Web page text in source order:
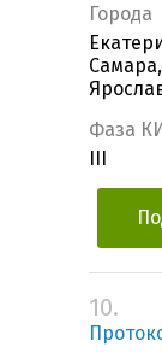
Города
Фаза КИ
10.